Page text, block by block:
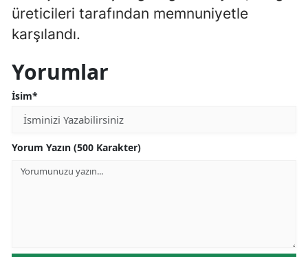
üreticileri tarafından memnuniyetle
karşılandı.
Yorumlar
İsim*
Yorum Yazın (500 Karakter)